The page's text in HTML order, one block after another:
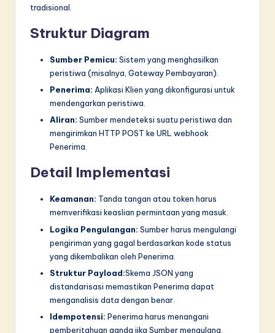
tradisional.
Struktur Diagram
Sumber Pemicu: Sistem yang menghasilkan
peristiwa (misalnya, Gateway Pembayaran).
Penerima: Aplikasi Klien yang dikonfigurasi untuk
mendengarkan peristiwa.
Aliran: Sumber mendeteksi suatu peristiwa dan
mengirimkan HTTP POST ke URL webhook
Penerima.
Detail Implementasi
Keamanan: Tanda tangan atau token harus
memverifikasi keaslian permintaan yang masuk.
Logika Pengulangan: Sumber harus mengulangi
pengiriman yang gagal berdasarkan kode status
yang dikembalikan oleh Penerima.
Struktur Payload:Skema JSON yang
distandarisasi memastikan Penerima dapat
menganalisis data dengan benar.
Idempotensi: Penerima harus menangani
pemberitahuan ganda jika Sumber mengulang.